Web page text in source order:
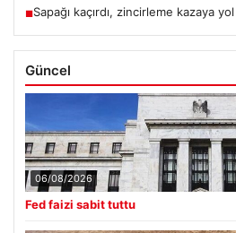
■Sapağı kaçırdı, zincirleme kazaya yol
Güncel
06/08/2026
Fed faizi sabit tuttu